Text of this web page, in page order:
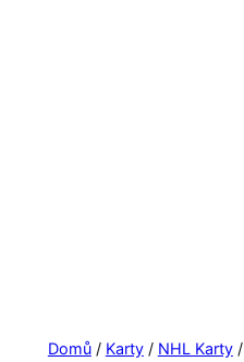
Domů/ Karty/ NHL Karty/